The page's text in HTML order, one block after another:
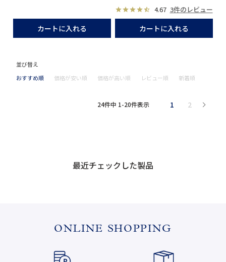
カートに入れる
4.67 3件のレビュー
カートに入れる
並び替え
おすすめ順
価格が安い順 価格が高い順 レビュー順 新着順
24件中 1-20件表示 1 2
最近チェックした製品
ONLINE SHOPPING